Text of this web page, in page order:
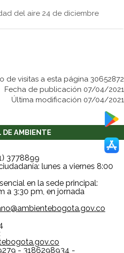
del aire 24 de diciembre
de visitas a esta página 30652872
Fecha de publicación 07/04/2021
Última modificación 07/04/2021
DE AMBIENTE
3778899
lunes a viernes 8:00
en la sede principal:
a 3:30 pm, en jornada
- 3186298934 -